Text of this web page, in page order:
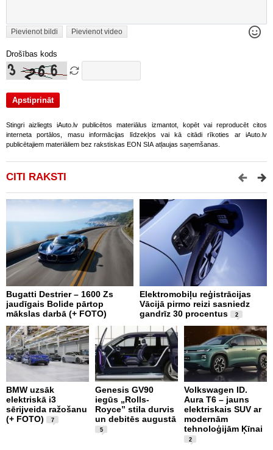
Pievienot bildi Pievienot video
Drošības kods
Stingri aizliegts iAuto.lv publicētos materiālus izmantot, kopēt vai reproducēt citos
interneta portālos, masu informācijas līdzekļos vai kā citādi rīkoties ar iAuto.lv
publicētajiem materiāliem bez rakstiskas EON SIA atļaujas saņemšanas.
CITI RAKSTI
Bugatti Destrier – 1600 Zs
jaudīgais Bolide pārtop
mākslas darbā (+ FOTO)
Elektromobiļu reģistrācijas
Vācijā pirmo reizi sasniedz
gandrīz 30 procentus
2
BMW uzsāk
elektriskā i3
sērijveida ražošanu
(+ FOTO)
7
Genesis GV90
iegūs „Rolls-
Royce” stila durvis
un debitēs augustā
5
Volkswagen ID.
Aura T6 – jauns
elektriskais SUV ar
modernām
tehnoloģijām Ķīnai
2